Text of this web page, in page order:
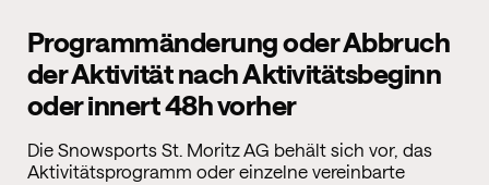
Programmänderung oder Abbruch
der Aktivität nach Aktivitätsbeginn
oder innert 48h vorher
Die Snowsports St. Moritz AG behält sich vor, das
Aktivitätsprogramm oder einzelne vereinbarte